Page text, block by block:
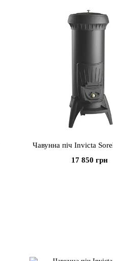
Чавунна піч Invicta
17 850 грн